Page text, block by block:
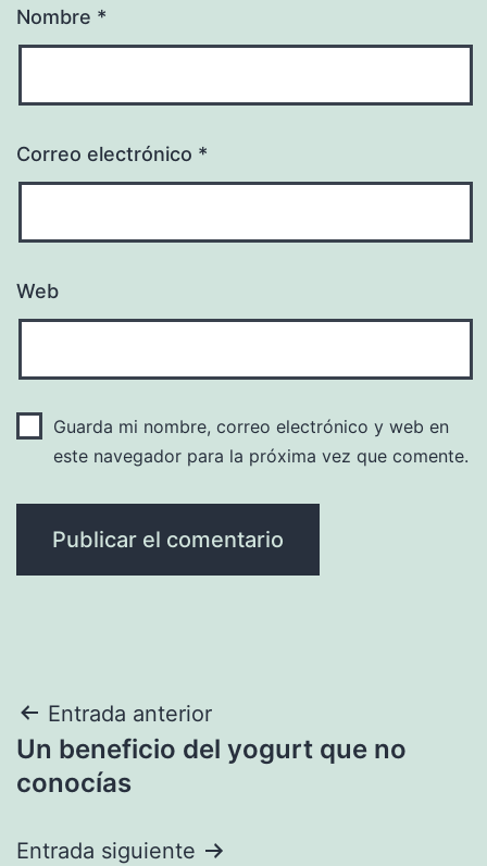
Nombre *
Correo electrónico *
Web
Guarda mi nombre, correo electrónico y web en
este navegador para la próxima vez que comente.
Navegación
de
Entrada anterior
Un beneficio del yogurt que no
conocías
Entrada siguiente